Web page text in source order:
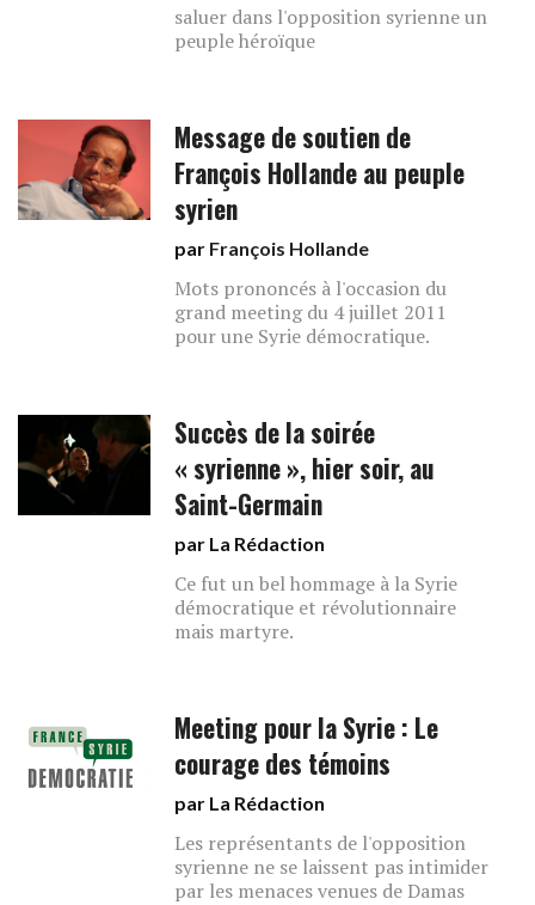
saluer dans l'opposition syrienne un
peuple héroïque
Message de soutien de
François Hollande au peuple
syrien
par François Hollande
Mots prononcés à l'occasion du
grand meeting du 4 juillet 2011
pour une Syrie démocratique.
Succès de la soirée
« syrienne », hier soir, au
Saint-Germain
par La Rédaction
Ce fut un bel hommage à la Syrie
démocratique et révolutionnaire
mais martyre.
Meeting pour la Syrie : Le
courage des témoins
par La Rédaction
Les représentants de l'opposition
syrienne ne se laissent pas intimider
par les menaces venues de Damas